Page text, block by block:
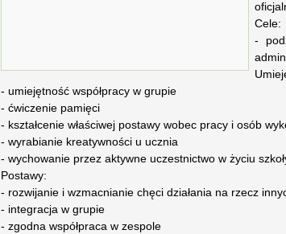
Cele:
-
- umiejętność współpracy w grupie
- ćwiczenie pamięci
- kształcenie właściwej postawy wobec pracy i osób
- wyrabianie kreatywności u ucznia
- wychowanie przez aktywne uczestnictwo w życiu
Postawy:
- rozwijanie i wzmacnianie chęci działania na rzecz
- integracja w grupie
- zgodna współpraca w zespole